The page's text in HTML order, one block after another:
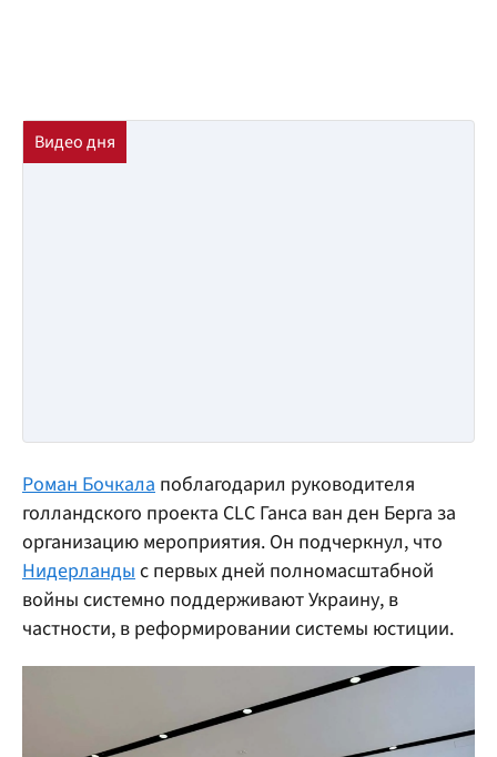
Роман Бочкала поблагодарил руководителя
голландского проекта CLC Ганса ван ден Берга за
организацию мероприятия. Он подчеркнул, что
Нидерландыс первых дней полномасштабной
войны системно поддерживают Украину, в
частности, в реформировании системы юстиции.